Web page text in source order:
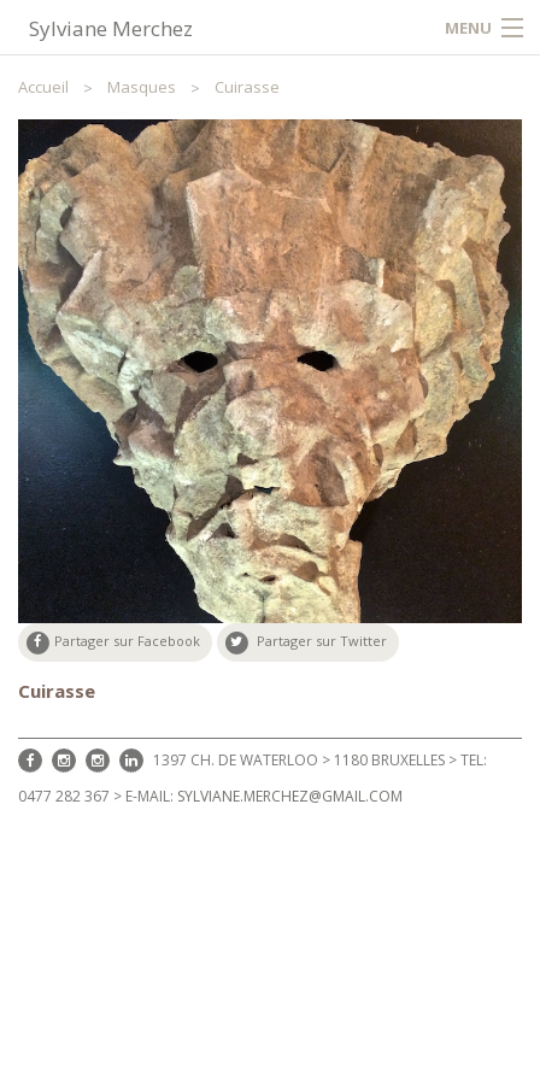
Sylviane Merchez MENU
Accueil
Contact / Plan
Partager
FR
NL
EN
Accueil Masques Cuirasse
Partager sur Facebook Partager sur Twitter
Cuirasse
1397 CH. DE WATERLOO > 1180 BRUXELLES > TEL:
0477 282 367 > E-MAIL: SYLVIANE.MERCHEZ@GMAIL.COM